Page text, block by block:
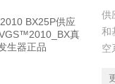
供
和
空